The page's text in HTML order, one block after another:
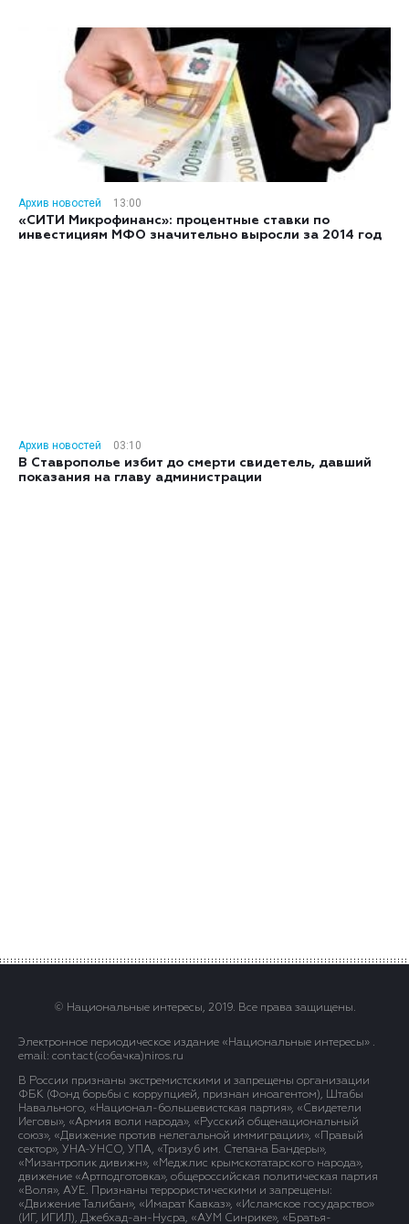
Архив новостей
13:00
«СИТИ Микрофинанс»: процентные ставки по
инвестициям МФО значительно выросли за 2014 год
Архив новостей
03:10
В Ставрополье избит до смерти свидетель, давший
показания на главу администрации
© Национальные интересы, 2019. Все права защищены.
Электронное периодическое издание «Национальные интересы» .
email: contact(сoбaчка)niros.ru
В России признаны экстремистскими и запрещены организации
ФБК (Фонд борьбы с коррупцией, признан иноагентом), Штабы
Навального, «Национал-большевистская партия», «Свидетели
Иеговы», «Армия воли народа», «Русский общенациональный
союз», «Движение против нелегальной иммиграции», «Правый
сектор», УНА-УНСО, УПА, «Тризуб им. Степана Бандеры»,
«Мизантропик дивижн», «Меджлис крымскотатарского народа»,
движение «Артподготовка», общероссийская политическая партия
«Воля», АУЕ. Признаны террористическими и запрещены:
«Движение Талибан», «Имарат Кавказ», «Исламское государство»
(ИГ, ИГИЛ), Джебхад-ан-Нусра, «АУМ Синрике», «Братья-